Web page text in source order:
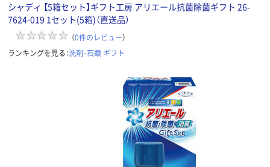
シャディ 【5箱セット】ギフト工房 アリエール抗菌除菌ギフト 26-
7624-019 1セット(5箱)（直送品）
（0件のレビュー）
ランキングを見る：洗剤･石鹸 ギフト